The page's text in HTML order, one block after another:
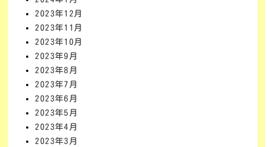
2023年12月
2023年11月
2023年10月
2023年9月
2023年8月
2023年7月
2023年6月
2023年5月
2023年4月
2023年3月